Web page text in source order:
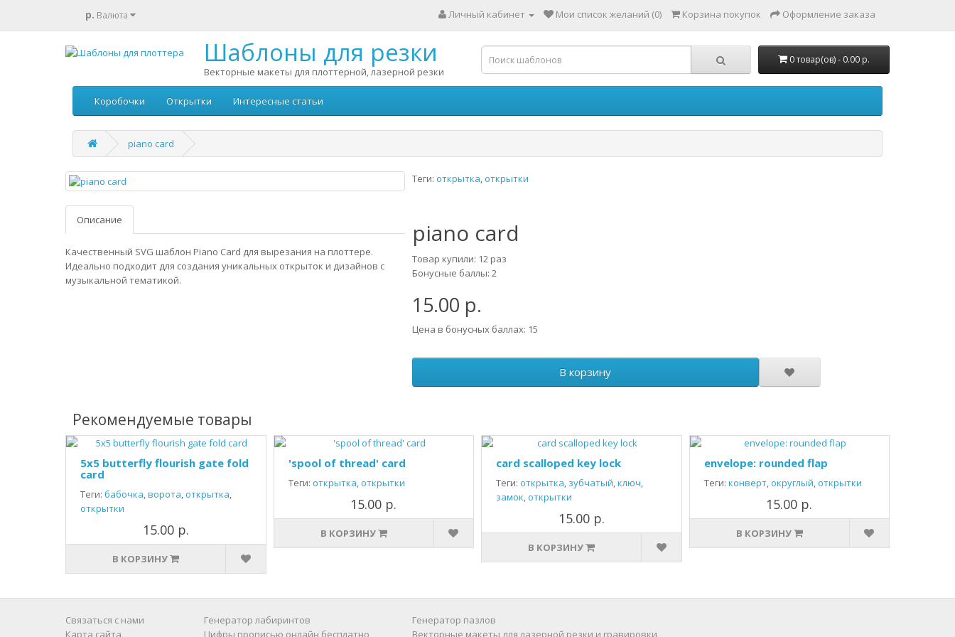
р. Валюта Личный кабинет Мои список желаний (0) Корзина покупок Оформление заказа
Шаблоны для резки
Векторные макеты для плоттерной, лазерной резки
0 товар(ов) - 0.00 р.
Коробочки Открытки Интересные статьи
piano card
Описание
Качественный SVG шаблон Piano Card для вырезания на плоттере.
Идеально подходит для создания уникальных открыток и дизайнов с
музыкальной тематикой.
Теги: открытка,открытки
piano card
Товар купили: 12 раз
Бонусные баллы: 2
15.00 р.
Цена в бонусных баллах: 15
В корзину
Рекомендуемые товары
5x5 butterfly flourish gate fold
card
Теги: бабочка,ворота,открытка,
открытки
15.00 р.
В КОРЗИНУ
'spool of thread' card
Теги: открытка,открытки
15.00 р.
В КОРЗИНУ
card scalloped key lock
Теги: открытка, зубчатый,ключ,
замок,открытки
15.00 р.
В КОРЗИНУ
envelope: rounded flap
Теги: конверт,округлый,открытки
15.00 р.
В КОРЗИНУ
Связаться с нами
Карта сайта
Генератор лабиринтов
Цифры прописью онлайн бесплатно
Генератор пазлов
Векторные макеты для лазерной резки и гравировки